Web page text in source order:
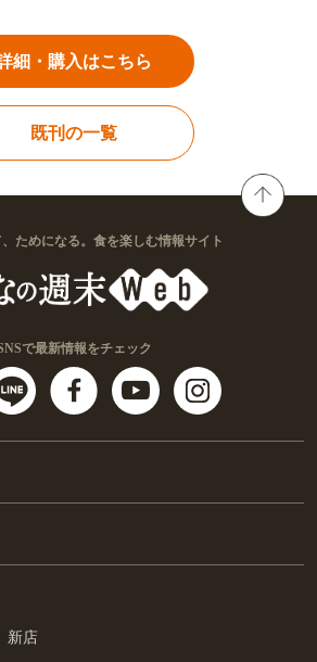
細・購入はこちら
既刊の一覧
ためになる。食を楽しむ情報サイト
で最新情報をチェック
新店